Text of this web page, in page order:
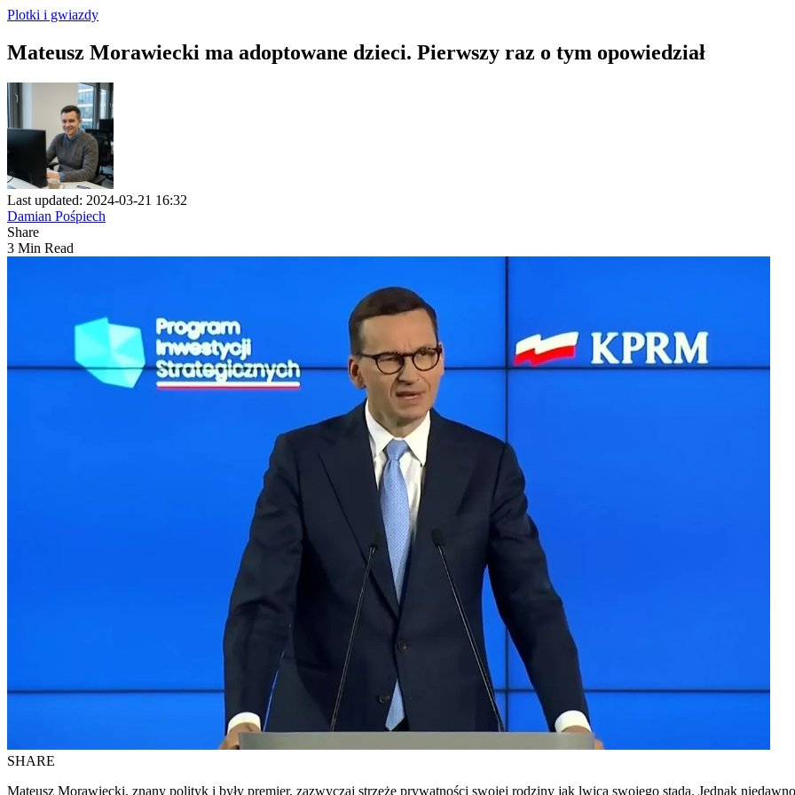
Plotki i gwiazdy
Mateusz Morawiecki ma adoptowane dzieci. Pierwszy raz o tym opowiedział
Last updated: 2024-03-21 16:32
Damian Pośpiech
Share
3 Min Read
SHARE
Mateusz Morawiecki, znany polityk i były premier, zazwyczaj strzeże prywatności swojej rodziny jak lwica swojego stada. Jednak